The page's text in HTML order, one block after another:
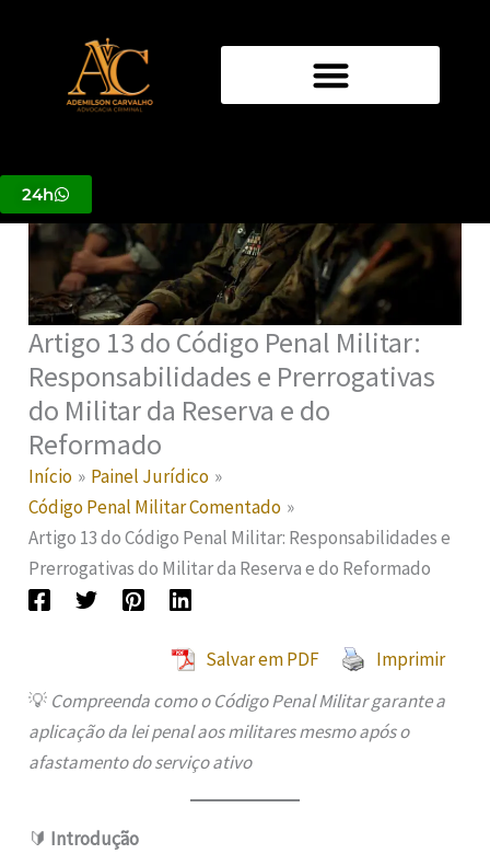
conteúdo
24h
Artigo 13 do Código Penal Militar:
Responsabilidades e Prerrogativas
do Militar da Reserva e do
Reformado
Início
Painel Jurídico
Código Penal Militar Comentado
Artigo 13 do Código Penal Militar: Responsabilidades e
Prerrogativas do Militar da Reserva e do Reformado
Salvar em PDF
Imprimir
💡 Compreenda como o Código Penal Militar garante a
aplicação da lei penal aos militares mesmo após o
afastamento do serviço ativo
🔰 Introdução